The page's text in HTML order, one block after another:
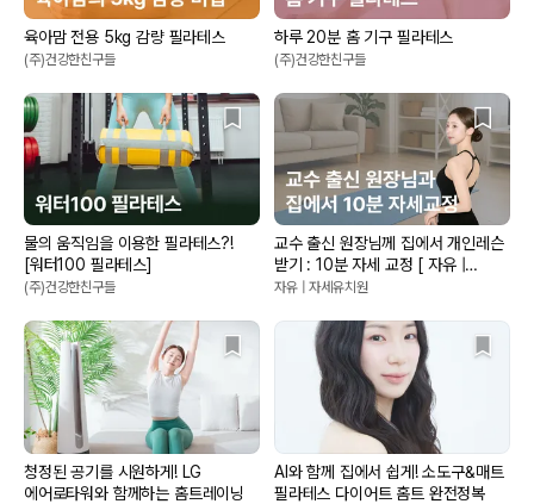
육아맘 전용 5kg 감량 필라테스
(주)건강한친구들
하루 20분 홈 기구 필라테스
(주)건강한친구들
물의 움직임을 이용한 필라테스?!
[워터100 필라테스]
(주)건강한친구들
교수 출신 원장님께 집에서 개인레슨
받기 : 10분 자세 교정 [ 자유 |
자세유치원 ]
자유 | 자세유치원
청정된 공기를 시원하게! LG
에어로타워와 함께하는 홈트레이닝
AI와 함께 집에서 쉽게! 소도구&매트
필라테스 다이어트 홈트 완전정복